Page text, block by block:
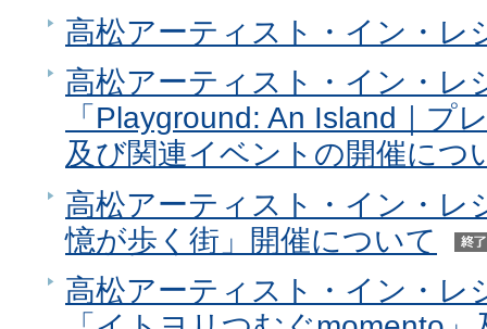
高松アーティスト・イン・レ
高松アーティスト・イン・レ
「Playground: An Island｜プ
及び関連イベントの開催につ
高松アーティスト・イン・レ
憶が歩く街」開催について
高松アーティスト・イン・レ